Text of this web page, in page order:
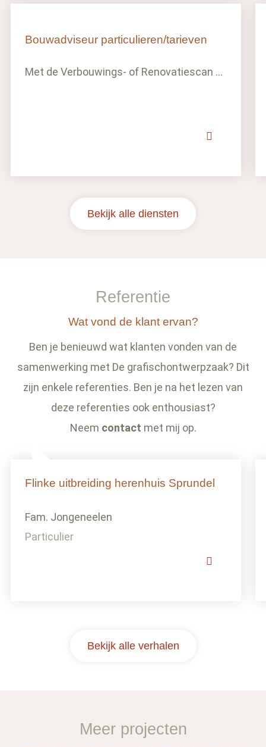
Bouwadviseur particulieren/tarieven
Met de Verbouwings- of Renovatiescan ...
Bekijk alle diensten
Referentie
Wat vond de klant ervan?
Ben je benieuwd wat klanten vonden van de
samenwerking met De grafischontwerpzaak? Dit
zijn enkele referenties. Ben je na het lezen van
deze referenties ook enthousiast?
Neem contact met mij op.
Flinke uitbreiding herenhuis Sprundel
Fam. Jongeneelen
Particulier
Bekijk alle verhalen
Meer projecten